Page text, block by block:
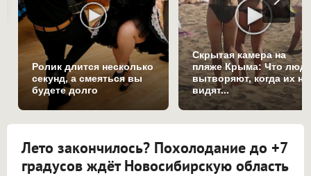
Ролик длится несколько
секунд, а смеяться вы
будете долго
Скрытая камера на
пляже Крыма: Что
вытворяют, когда их не
видят...
Лето закончилось? Похолодание до +7
градусов ждёт Новосибирскую область